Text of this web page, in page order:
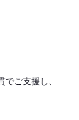
ご支援し、